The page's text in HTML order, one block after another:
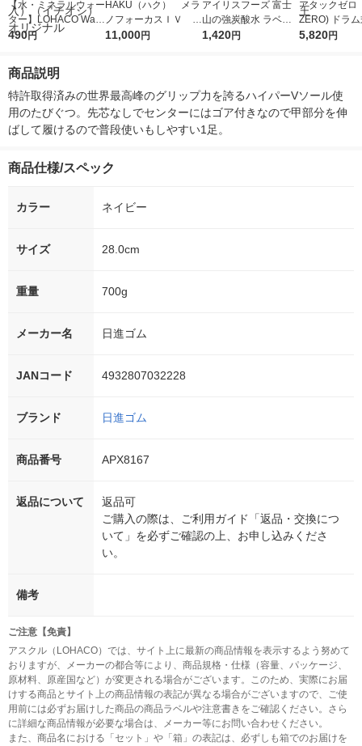
【水・ミネラルウォー
ター】LOHACO Wate
r（ロハコウォータ
シ） オリジナル
490円
HAKU（ハク） メラ
ノフォーカスＩＶ 4
5ｇ 資生堂 おまけ
11,000円
アイリスフーズ 富士
山の強炭酸水 ラベル
レス 500ml 1箱（24
1,420円
アタックゼロ
ZERO) ドラ
詰め替え メガ
5,820円
商品説明
特許取得済みの世界最高峰のグリップ力を誇るハイパーVソール使
用のたびぐつ。先芯なしでセンターにはゴア付きなので甲部分を伸
ばして履けるので普段使いもしやすい1足。
商品仕様/スペック
カラー ネイビー
サイズ 28.0cm
重量 700g
メーカー名 日進ゴム
JANコード 4932807032228
ブランド 日進ゴム
商品番号 APX8167
返品について
返品可
ご購入の際は、ご利用ガイド「返品・交換につ
いて」を必ずご確認の上、お申し込みくださ
い。
備考
ご注意【免責】
アスクル（LOHACO）では、サイト上に最新の商品情報を表示するよう努めて
おりますが、メーカーの都合等により、商品規格・仕様（容量、パッケージ、
原材料、原産国など）が変更される場合がございます。このため、実際にお届
けする商品とサイト上の商品情報の表記が異なる場合がございますので、ご使
用前には必ずお届けした商品の商品ラベルや注意書きをご確認ください。さら
に詳細な商品情報が必要な場合は、メーカー等にお問い合わせください。
また、商品名における「セット」や「箱」の表記は、必ずしも箱でのお届けを